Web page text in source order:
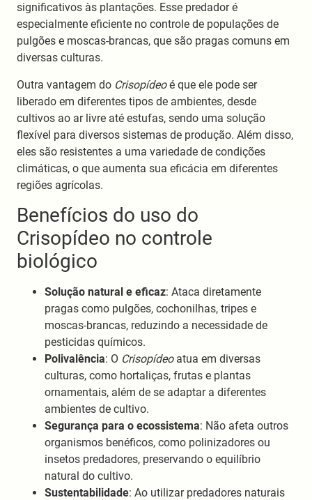
significativos às plantações. Esse predador é
especialmente eficiente no controle de populações de
pulgões e moscas-brancas, que são pragas comuns em
diversas culturas.
Outra vantagem do Crisopídeoé que ele pode ser
liberado em diferentes tipos de ambientes, desde
cultivos ao ar livre até estufas, sendo uma solução
flexível para diversos sistemas de produção. Além disso,
eles são resistentes a uma variedade de condições
climáticas, o que aumenta sua eficácia em diferentes
regiões agrícolas.
Benefícios do uso do
Crisopídeo no controle
biológico
Solução natural e eficaz: Ataca diretamente
pragas como pulgões, cochonilhas, tripes e
moscas-brancas, reduzindo a necessidade de
pesticidas químicos.
Polivalência: O Crisopídeoatua em diversas
culturas, como hortaliças, frutas e plantas
ornamentais, além de se adaptar a diferentes
ambientes de cultivo.
Segurança para o ecossistema: Não afeta outros
organismos benéficos, como polinizadores ou
insetos predadores, preservando o equilíbrio
natural do cultivo.
Sustentabilidade: Ao utilizar predadores naturais